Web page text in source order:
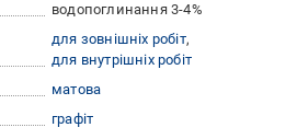
водопоглинання 3-4%
для зовнішніх робіт
для внутрішніх робіт
матова
графіт